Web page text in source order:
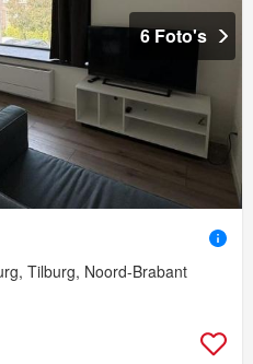
6 Foto's
Tilburg, Noord-Brabant